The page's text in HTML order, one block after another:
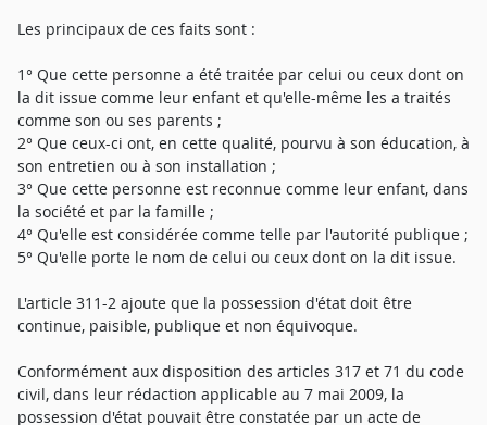
Les principaux de ces faits sont :
1° Que cette personne a été traitée par celui ou ceux dont on
la dit issue comme leur enfant et qu'elle-même les a traités
comme son ou ses parents ;
2° Que ceux-ci ont, en cette qualité, pourvu à son éducation, à
son entretien ou à son installation ;
3° Que cette personne est reconnue comme leur enfant, dans
la société et par la famille ;
4° Qu'elle est considérée comme telle par l'autorité publique ;
5° Qu'elle porte le nom de celui ou ceux dont on la dit issue.
L'article 311-2 ajoute que la possession d'état doit être
continue, paisible, publique et non équivoque.
Conformément aux disposition des articles 317 et 71 du code
civil, dans leur rédaction applicable au 7 mai 2009, la
possession d'état pouvait être constatée par un acte de